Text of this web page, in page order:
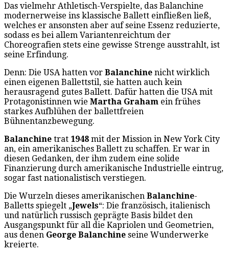
Das vielmehr Athletisch-Verspielte, das Balanchine
modernerweise ins klassische Ballett einfließen ließ,
welches er ansonsten aber auf seine Essenz reduzierte,
sodass es bei allem Variantenreichtum der
Choreografien stets eine gewisse Strenge ausstrahlt, ist
seine Erfindung.
Denn: Die USA hatten vor Balanchine nicht wirklich
einen eigenen Ballettstil, sie hatten auch kein
herausragend gutes Ballett. Dafür hatten die USA mit
Protagonistinnen wie Martha Graham ein frühes
starkes Aufblühen der ballettfreien
Bühnentanzbewegung.
Balanchine trat 1948 mit der Mission in New York City
an, ein amerikanisches Ballett zu schaffen. Er war in
diesen Gedanken, der ihm zudem eine solide
Finanzierung durch amerikanische Industrielle eintrug,
sogar fast nationalistisch verstiegen.
Die Wurzeln dieses amerikanischen Balanchine-
Balletts spiegelt „Jewels“: Die französisch, italienisch
und natürlich russisch geprägte Basis bildet den
Ausgangspunkt für all die Kapriolen und Geometrien,
aus denen George Balanchine seine Wunderwerke
kreierte.